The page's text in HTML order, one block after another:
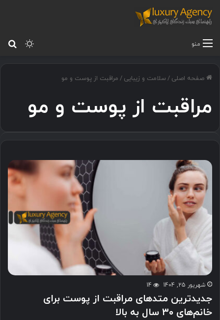
منو
صفحه اصلی / سلامت و زیبایی / مراقبت از پوست و مو
مراقبت از پوست و مو
شهریور 25, 1404 14
جدیدترین متدهای مراقبت از پوست برای
خانم‌های ۳۰ سال به بالا